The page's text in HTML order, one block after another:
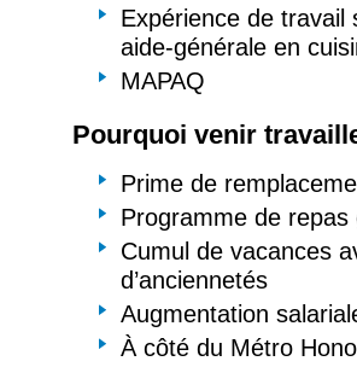
Expérience de travail
aide-générale en
MAPAQ
Pourquoi venir
Prime de
Programme de repas
Cumul de vacances
d’anciennetés
Augmentation
À côté du Métro